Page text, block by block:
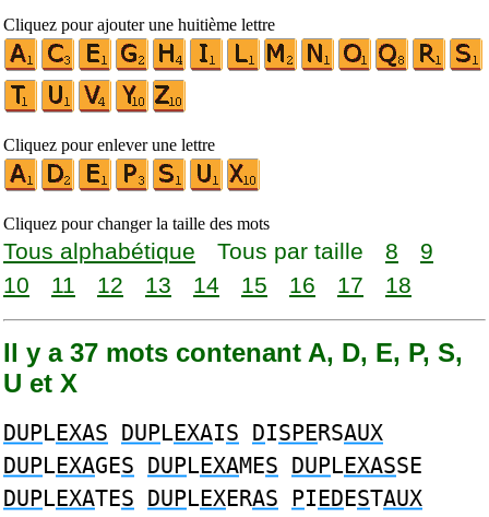
Cliquez pour ajouter une huitième lettre
Cliquez pour enlever une lettre
Cliquez pour changer la taille des mots
Tous alphabétique Tous par taille 8
9
10
11 12 13 14 15 16 17 18
Il y a 37 mots contenant A, D, E, P, S,
U et X
DUPLEXAS DUPLEXAIS DISPERSAUX
DUPLEXAGES DUPLEXAMES DUPLEXASSE
DUPLEXATES DUPLEXERAS PIEDESTAUX